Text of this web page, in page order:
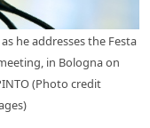
he addresses the Festa
in Bologna on
(Photo credit